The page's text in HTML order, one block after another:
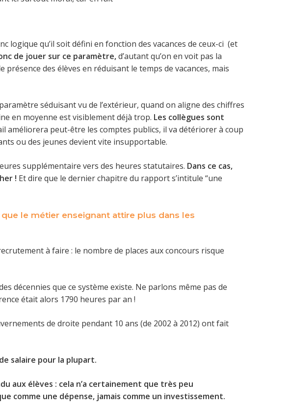
logique qu’il soit défini en fonction des vacances de ceux-ci (et
de jouer sur ce paramètre,d’autant qu’on en voit pas la
des élèves en réduisant le temps de vacances, mais
séduisant vu de l’extérieur, quand on aligne des chiffres
en moyenne est visiblement déjà trop. Les collègues sont
améliorera peut-être les comptes publics, il va détériorer à coup
ou des jeunes devient vite insupportable.
supplémentaire vers des heures statutaires. Dans ce cas,
! Et dire que le dernier chapitre du rapport s’intitule “une
le métier enseignant attire plus dans les
à faire : le nombre de places aux concours risque
décennies que ce système existe. Ne parlons même pas de
était alors 1790 heures par an !
de droite pendant 10 ans (de 2002 à 2012) ont fait
salaire pour la plupart.
aux élèves : cela n’a certainement que très peu
comme une dépense, jamais comme un investissement.